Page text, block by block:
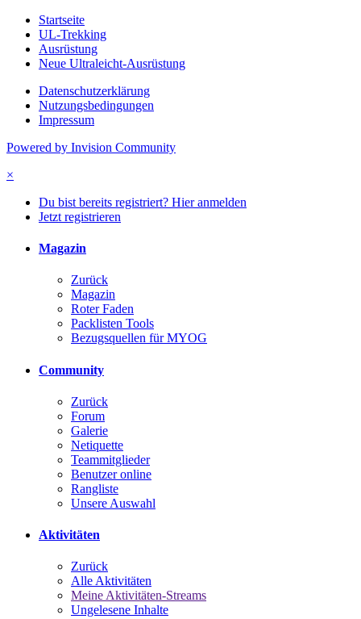
Startseite
UL-Trekking
Ausrüstung
Neue Ultraleicht-Ausrüstung
Datenschutzerklärung
Nutzungsbedingungen
Impressum
Powered by Invision Community
×
Du bist bereits registriert? Hier anmelden
Jetzt registrieren
Magazin
Zurück
Magazin
Roter Faden
Packlisten Tools
Bezugsquellen für MYOG
Community
Zurück
Forum
Galerie
Netiquette
Teammitglieder
Benutzer online
Rangliste
Unsere Auswahl
Aktivitäten
Zurück
Alle Aktivitäten
Meine Aktivitäten-Streams
Ungelesene Inhalte